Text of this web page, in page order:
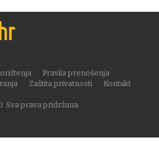
Sva prava pridržana.
Pravila prenošenja
Zaštita privatnosti
Kontakt